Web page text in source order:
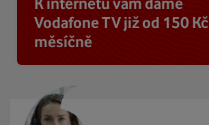
Vodafone TV již od 150 Kč
měsíčně